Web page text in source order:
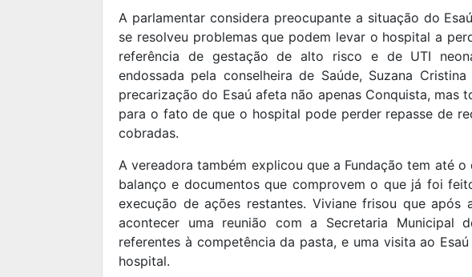
A parlamentar considera preocupante a situação do
se resolveu problemas que podem levar o hospital a
referência de gestação de alto risco e de UTI
endossada pela conselheira de Saúde, Suzana
precarização do Esaú afeta não apenas Conquista, mas
para o fato de que o hospital pode perder repasse de
cobradas.
A vereadora também explicou que a Fundação tem até
balanço e documentos que comprovem o que já foi
execução de ações restantes. Viviane frisou que após
acontecer uma reunião com a Secretaria Municipal
referentes à competência da pasta, e uma visita ao
hospital.